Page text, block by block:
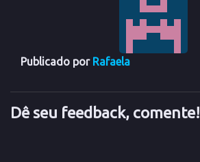
Publicado por Rafaela
Dê seu feedback, comente!